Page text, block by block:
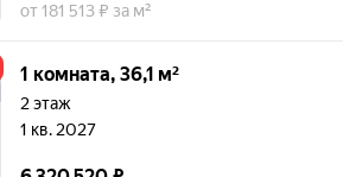
от 181 513 ₽ за м²
1 комната, 36,1 м²
2 этаж
1 кв. 2027